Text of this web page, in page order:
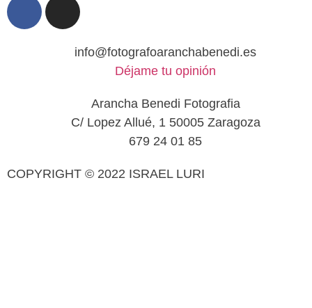
Arancha Benedi Fotografia
C/ Lopez Allué, 1 50005 Zaragoza
679 24 01 85
info@fotografoaranchabenedi.es
Déjame tu opinión
COPYRIGHT © 2022 ISRAEL LURI